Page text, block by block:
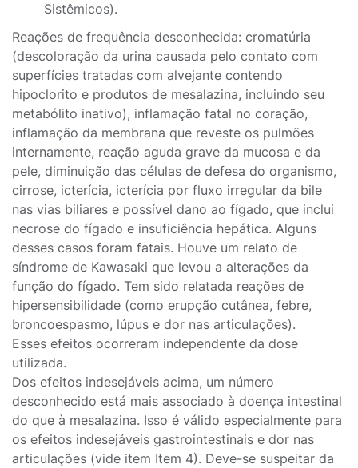
Sistêmicos).
Reações de frequência desconhecida: cromatúria
(descoloração da urina causada pelo contato com
superfícies tratadas com alvejante contendo
hipoclorito e produtos de mesalazina, incluindo seu
metabólito inativo), inflamação fatal no coração,
inflamação da membrana que reveste os pulmões
internamente, reação aguda grave da mucosa e da
pele, diminuição das células de defesa do organismo,
cirrose, icterícia, icterícia por fluxo irregular da bile
nas vias biliares e possível dano ao fígado, que inclui
necrose do fígado e insuficiência hepática. Alguns
desses casos foram fatais. Houve um relato de
síndrome de Kawasaki que levou a alterações da
função do fígado. Tem sido relatada reações de
hipersensibilidade (como erupção cutânea, febre,
broncoespasmo, lúpus e dor nas articulações).
Esses efeitos ocorreram independente da dose
utilizada.
Dos efeitos indesejáveis acima, um número
desconhecido está mais associado à doença intestinal
do que à mesalazina. Isso é válido especialmente para
os efeitos indesejáveis gastrointestinais e dor nas
articulações (vide item Item 4). Deve-se suspeitar da